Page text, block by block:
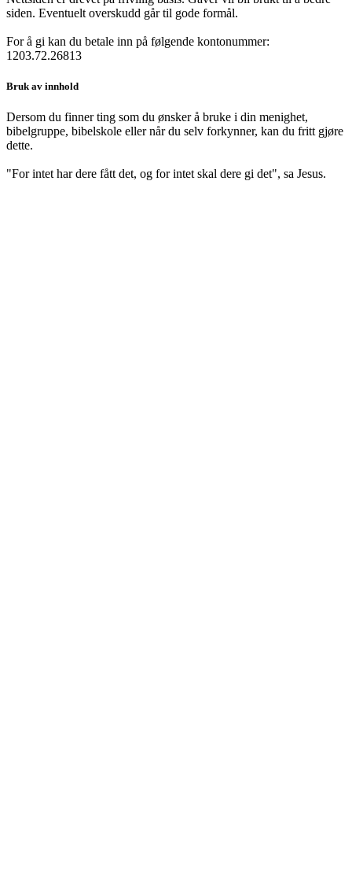
siden. Eventuelt overskudd går til gode formål.
For å gi kan du betale inn på følgende kontonummer:
1203.72.26813
Bruk av innhold
Dersom du finner ting som du ønsker å bruke i din menighet,
bibelgruppe, bibelskole eller når du selv forkynner, kan du fritt gjøre
dette.
"For intet har dere fått det, og for intet skal dere gi det", sa Jesus.